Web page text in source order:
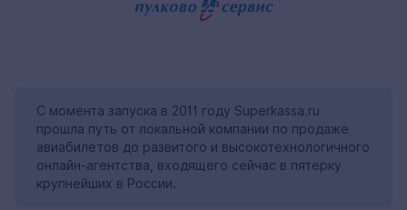
С момента запуска в 2011 году Superkassa.ru
прошла путь от локальной компании по продаже
авиабилетов до развитого и высокотехнологичного
онлайн-агентства, входящего сейчас в пятерку
крупнейших в России.